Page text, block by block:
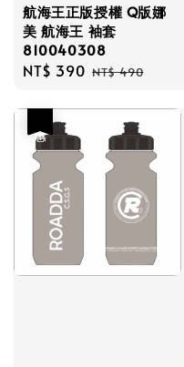
航海王正版授權 Q版娜
美 航海王 袖套
810040308
Sale
NT$ 390 Regular
NT$ 490